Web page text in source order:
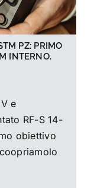
PZ: PRIMO
INTERNO.
e
RF-S 14-
obiettivo